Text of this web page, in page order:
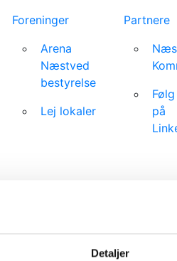
Detaljer
Foreninger
Arena
Næstved
bestyrelse
Lej lokaler
Partnere
på